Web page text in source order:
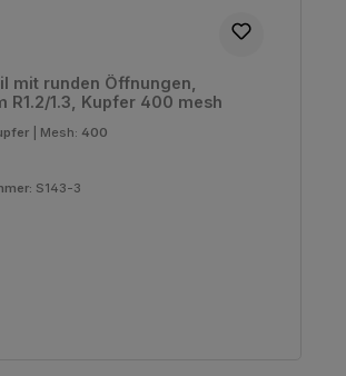
mit runden Öffnungen,
R1.2/1.3, Kupfer 400 mesh
Mesh: 400
S143-3
Preis: